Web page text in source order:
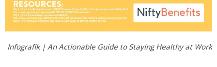
Infografik | An Actionable Guide to Staying Healthy at Work